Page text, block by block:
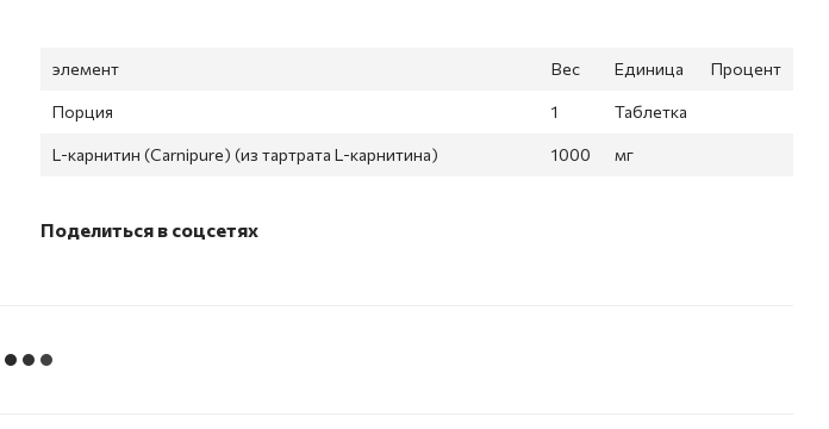
элемент Вес Единица Процент
Порция 1 Таблетка
L-карнитин (Carnipure) (из тартрата L-карнитина) 1000 мг
Поделиться в соцсетях